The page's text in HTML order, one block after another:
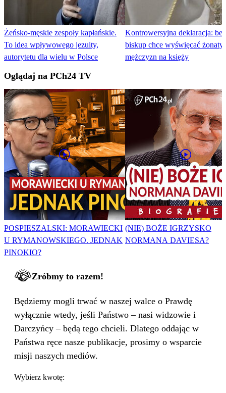
Żeńsko-męskie zespoły kapłańskie.
To idea wpływowego jezuity,
autorytetu dla wielu w Polsce
Kontrowersyjna deklaracja:
biskup chce wyświęcać
mężczyzn na księży
Oglądaj na PCh24 TV
POSPIESZALSKI: MORAWIECKI
U RYMANOWSKIEGO. JEDNAK
PINOKIO?
(NIE) BOŻE IGRZYSKO
NORMANA DAVIESA?
Zróbmy to razem!
Będziemy mogli trwać w naszej walce o Prawdę
wyłącznie wtedy, jeśli Państwo – nasi widzowie i
Darczyńcy – będą tego chcieli. Dlatego oddając w
Państwa ręce nasze publikacje, prosimy o wsparcie
misji naszych mediów.
Wybierz kwotę: